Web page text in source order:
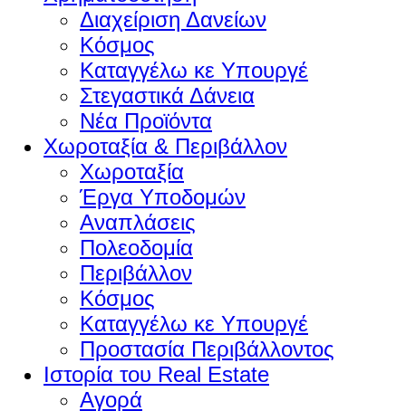
Διαχείριση Δανείων
Κόσμος
Καταγγέλω κε Υπουργέ
Στεγαστικά Δάνεια
Νέα Προϊόντα
Χωροταξία & Περιβάλλον
Χωροταξία
Έργα Υποδομών
Αναπλάσεις
Πολεοδομία
Περιβάλλον
Κόσμος
Καταγγέλω κε Υπουργέ
Προστασία Περιβάλλοντος
Ιστορία του Real Estate
Αγορά